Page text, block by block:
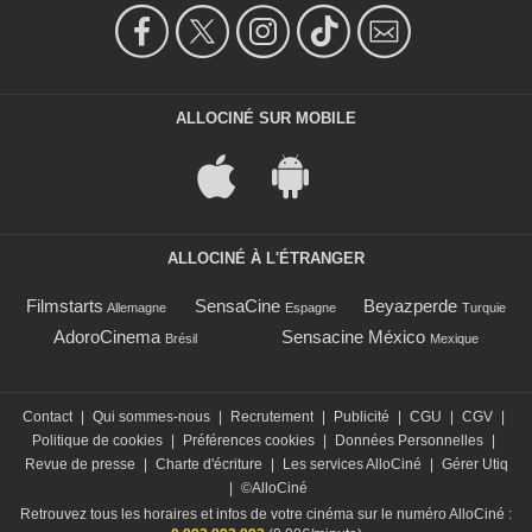
ALLOCINÉ SUR MOBILE
ALLOCINÉ À L'ÉTRANGER
Filmstarts Allemagne SensaCine Espagne Beyazperde Turquie
AdoroCinema Brésil Sensacine México Mexique
Contact Qui sommes-nous Recrutement Publicité CGU CGV
Politique de cookies
Préférences cookies Données Personnelles
Revue de presse
Charte d'écriture Les services AlloCiné
Gérer Utiq
©AlloCiné
Retrouvez tous les horaires et infos de votre cinéma sur le numéro AlloCiné :